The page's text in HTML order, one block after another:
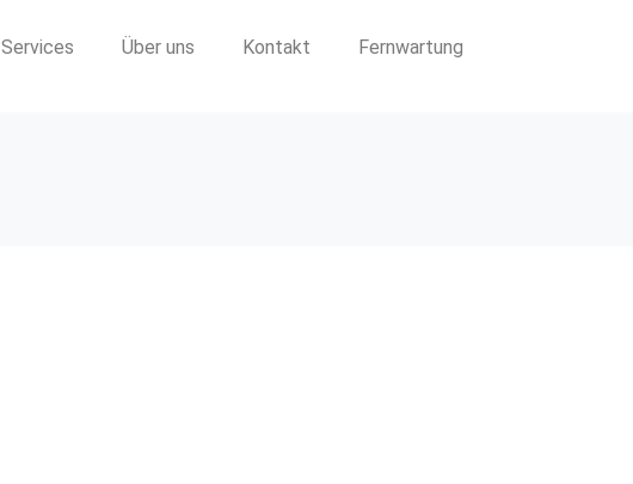
Services Über uns Kontakt Fernwartung